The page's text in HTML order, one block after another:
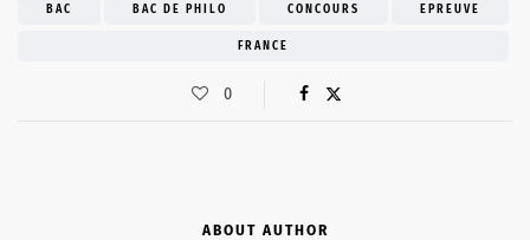
BAC BAC DE PHILO CONCOURS EPREUVE
FRANCE
0
ABOUT AUTHOR